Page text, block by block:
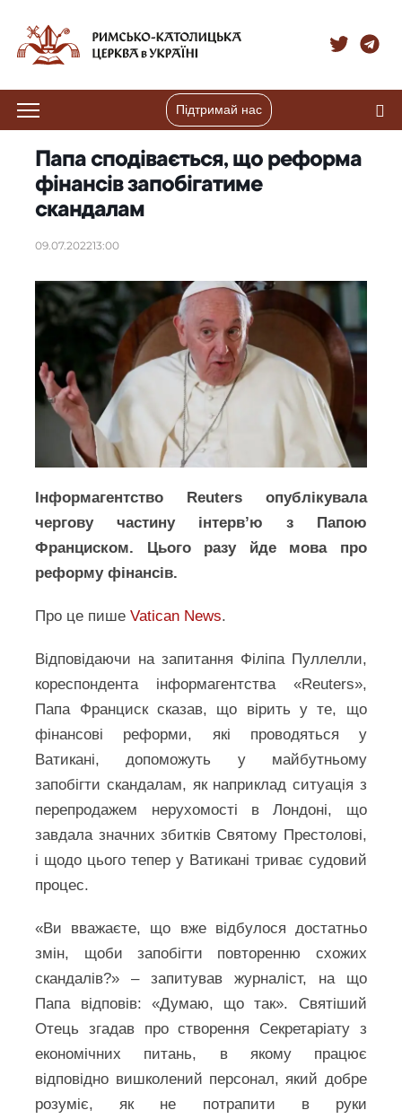
Підтримай нас
Папа сподівається, що реформа
фінансів запобігатиме
скандалам
09.07.202213:00
Інформагентство Reuters опублікувала
чергову частину інтерв’ю з Папою
Франциском. Цього разу йде мова про
реформу фінансів.
Про це пишеVatican News.
Відповідаючи на запитання Філіпа Пуллелли,
кореспондента інформагентства «Reuters»,
Папа Франциск сказав, що вірить у те, що
фінансові реформи, які проводяться у
Ватикані, допоможуть у майбутньому
запобігти скандалам, як наприклад ситуація з
перепродажем нерухомості в Лондоні, що
завдала значних збитків Святому Престолові,
і щодо цього тепер у Ватикані триває судовий
процес.
«Ви вважаєте, що вже відбулося достатньо
змін, щоби запобігти повторенню схожих
скандалів?» – запитував журналіст, на що
Папа відповів: «Думаю, що так». Святіший
Отець згадав про створення Секретаріату з
економічних питань, в якому працює
відповідно вишколений персонал, який добре
розуміє, як не потрапити в руки